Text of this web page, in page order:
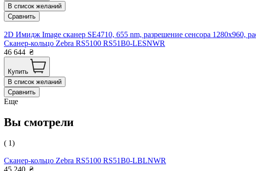
В список желаний
Сравнить
2D Имидж Image сканер SE4710, 655 nm, разрешение сенсора 1280x960,
Сканер-кольцо Zebra RS5100 RS51B0-LESNWR
46 644 ₴
Купить
В список желаний
Сравнить
Еще
Вы смотрели
( 1)
Сканер-кольцо Zebra RS5100 RS51B0-LBLNWR
45 240 ₴